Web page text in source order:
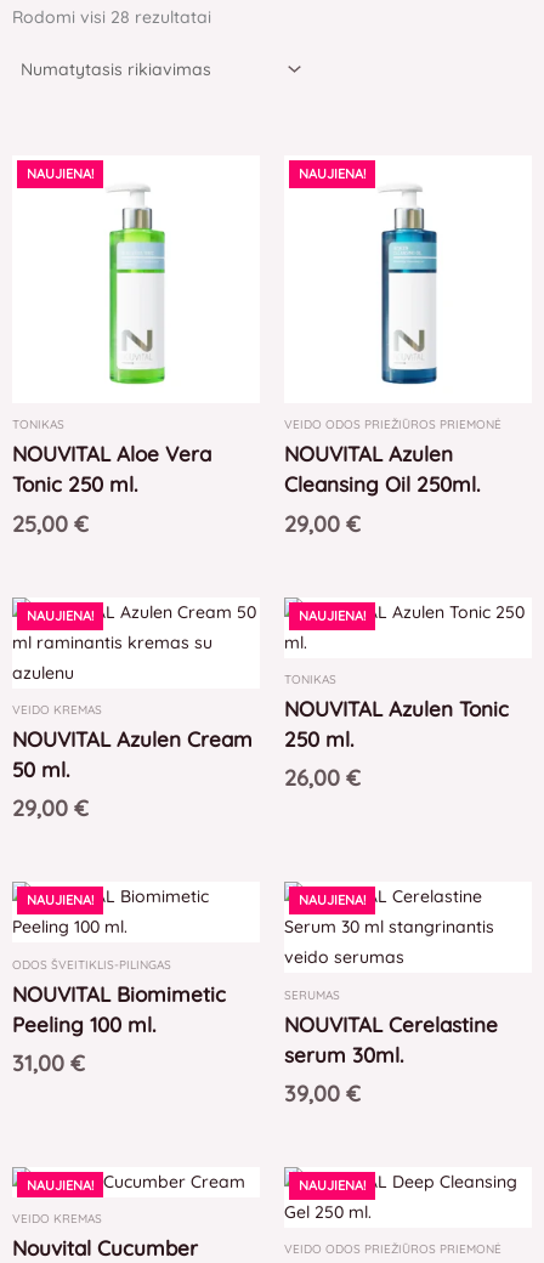
Rodomi visi 28 rezultatai
NAUJIENA!
TONIKAS
NOUVITAL Aloe Vera
Tonic 250 ml.
25,00 €
NAUJIENA!
VEIDO ODOS PRIEŽIŪROS PRIEMONĖ
NOUVITAL Azulen
Cleansing Oil 250ml.
29,00 €
NAUJIENA!
VEIDO KREMAS
NOUVITAL Azulen Cream
50 ml.
29,00 €
NAUJIENA!
TONIKAS
NOUVITAL Azulen Tonic
250 ml.
26,00 €
NAUJIENA!
ODOS ŠVEITIKLIS-PILINGAS
NOUVITAL Biomimetic
Peeling 100 ml.
31,00 €
NAUJIENA!
SERUMAS
NOUVITAL Cerelastine
serum 30ml.
39,00 €
NAUJIENA!
VEIDO KREMAS
Nouvital Cucumber
NAUJIENA!
VEIDO ODOS PRIEŽIŪROS PRIEMONĖ